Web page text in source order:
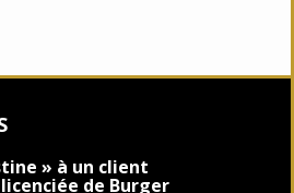
» à un client
de Burger